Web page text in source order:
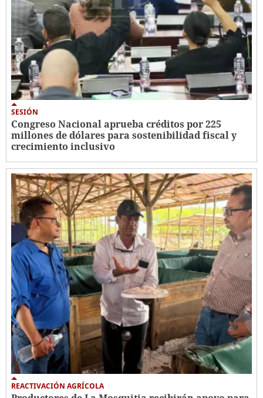
SESIÓN
Congreso Nacional aprueba créditos por 225
millones de dólares para sostenibilidad fiscal y
crecimiento inclusivo
REACTIVACIÓN AGRÍCOLA